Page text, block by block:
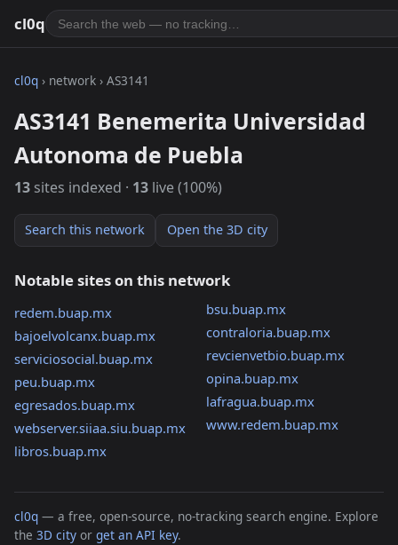
cl0q
cl0q › network › AS3141
AS3141 Benemerita Universidad
Autonoma de Puebla
13 sites indexed · 13 live (100%)
Search this network Open the 3D city
Notable sites on this network
redem.buap.mx
bajoelvolcanx.buap.mx
serviciosocial.buap.mx
peu.buap.mx
egresados.buap.mx
webserver.siiaa.siu.buap.mx
libros.buap.mx
bsu.buap.mx
contraloria.buap.mx
revcienvetbio.buap.mx
opina.buap.mx
lafragua.buap.mx
www.redem.buap.mx
cl0q — a free, open-source, no-tracking search engine. Explore
the 3D city or get an API key.